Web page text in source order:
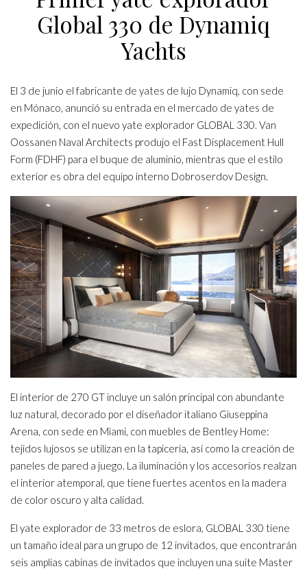
Global 330 de Dynamiq
Yachts
El 3 de junio el fabricante de yates de lujo Dynamiq, con sede
en Mónaco, anunció su entrada en el mercado de yates de
expedición, con el nuevo yate explorador GLOBAL 330. Van
Oossanen Naval Architects produjo el Fast Displacement Hull
Form (FDHF) para el buque de aluminio, mientras que el estilo
exterior es obra del equipo interno Dobroserdov Design.
El interior de 270 GT incluye un salón principal con abundante
luz natural, decorado por el diseñador italiano Giuseppina
Arena, con sede en Miami, con muebles de Bentley Home:
tejidos lujosos se utilizan en la tapicería, así como la creación de
paneles de pared a juego. La iluminación y los accesorios realzan
el interior atemporal, que tiene fuertes acentos en la madera
de color oscuro y alta calidad.
El yate explorador de 33 metros de eslora, GLOBAL 330 tiene
un tamaño ideal para un grupo de 12 invitados, que encontrarán
seis amplias cabinas de invitados que incluyen una suite Master